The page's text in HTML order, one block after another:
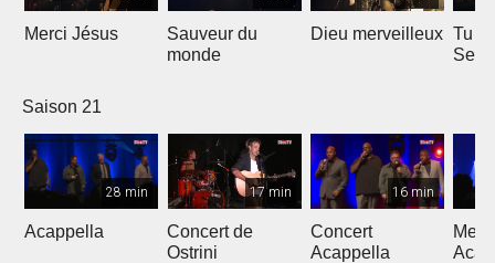
Merci Jésus
Sauveur du
monde
Dieu merveilleux Tu
Saison 21
28 min
Acappella
17 min
Concert de
Ostrini
16 min
Concert
Acappella